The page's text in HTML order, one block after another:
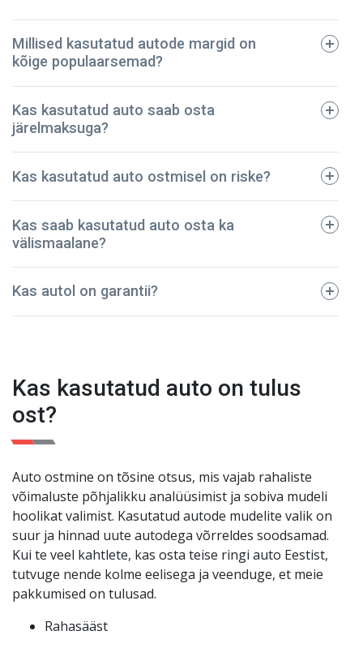
tehniline pass;
registreerimistalong;
kindlustuspoliis;
sõidukimaksu korrektset tasumist kinnitavad
dokumendid.
Millised kasutatud autode margid on
kõige populaarsemad?
BMW
Audi
Mazda
Volkswagen
Kas kasutatud auto saab osta
järelmaksuga?
Kas kasutatud auto ostmisel on riske?
Meie ettevõte on pidanud vastu – oleme müünud
korras. Seega võite olla kindel, et teie auto on
turvaline ja kestab kaua.
Kas saab kasutatud auto osta ka
välismaalane?
Kas autol on garantii?
esikohal!
Kas kasutatud auto on tulus
ost?
Auto ostmine on tõsine otsus, mis vajab rahaliste
võimaluste põhjalikku analüüsimist ja sobiva mudeli
hoolikat valimist. Kasutatud autode mudelite valik on
suur ja hinnad uute autodega võrreldes soodsamad.
Kui te veel kahtlete, kas osta teise ringi auto Eestist,
tutvuge nende kolme eelisega ja veenduge, et meie
pakkumised on tulusad.
Rahasääst